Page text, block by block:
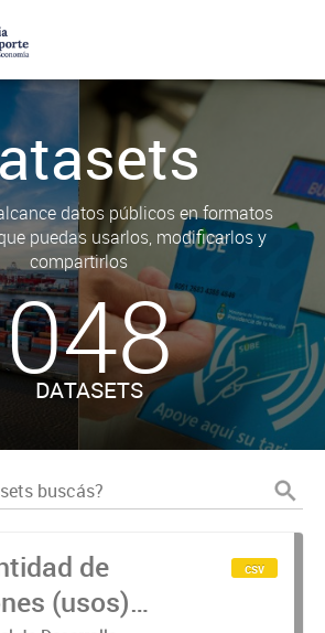
datos públicos en formatos
puedas usarlos, modificarlos y
compartirlos
048
DATASETS
de
(usos)
csv